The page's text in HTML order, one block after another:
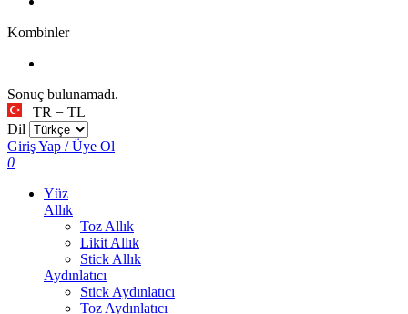
Kombinler
Sonuç bulunamadı.
TR − TL
Dil
Giriş Yap / Üye Ol
0
Yüz
Allık
Toz Allık
Likit Allık
Stick Allık
Aydınlatıcı
Stick Aydınlatıcı
Toz Aydınlatıcı